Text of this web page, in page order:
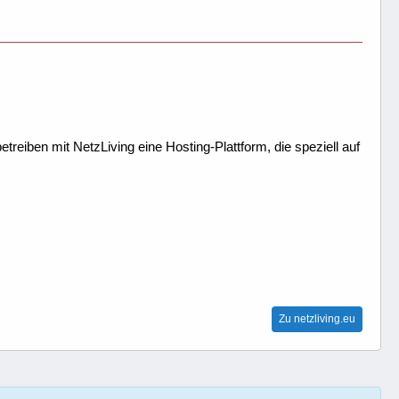
mit NetzLiving eine Hosting-Plattform, die speziell auf
Zu netzliving.eu